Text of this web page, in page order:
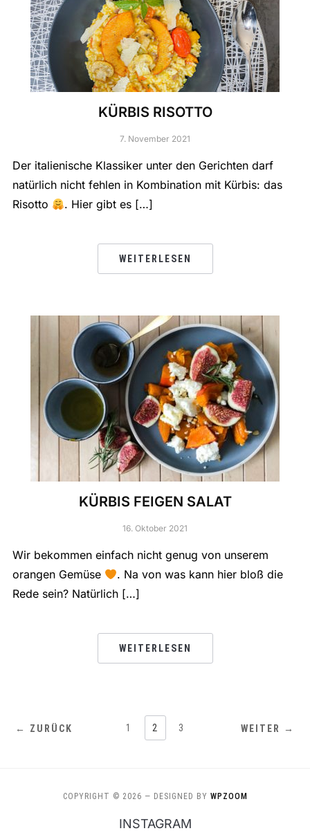
KÜRBIS RISOTTO
7. November 2021
Der italienische Klassiker unter den Gerichten darf
natürlich nicht fehlen in Kombination mit Kürbis: das
Risotto
. Hier gibt es […]
WEITERLESEN
KÜRBIS FEIGEN SALAT
16. Oktober 2021
Wir bekommen einfach nicht genug von unserem
orangen Gemüse
. Na von was kann hier bloß die
Rede sein? Natürlich […]
WEITERLESEN
← ZURÜCK 1 2 3 WEITER →
COPYRIGHT © 2026 — DESIGNED BY WPZOOM
INSTAGRAM